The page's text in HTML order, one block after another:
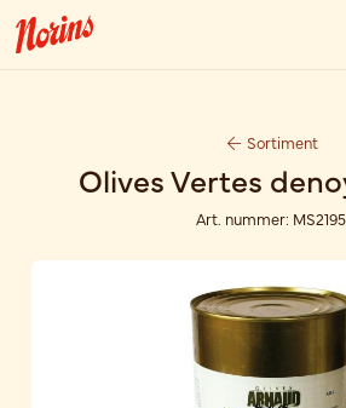
Sortiment
Olives Vertes
Art. nummer: MS2195